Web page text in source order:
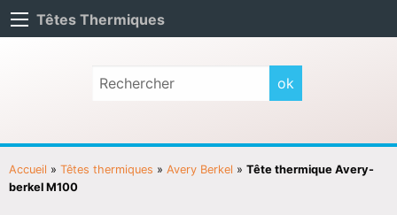
Têtes Thermiques
Accueil » Têtes thermiques » Avery Berkel » Tête thermique Avery-
berkel M100